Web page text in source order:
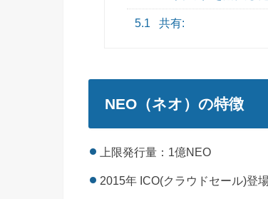
5.1 共有:
NEO（ネオ）の特徴
上限発行量：1億NEO
2015年 ICO(クラウドセール)登